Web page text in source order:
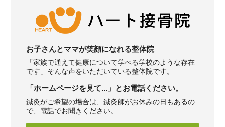
お子さんとママが笑顔になれる整体院
「家族で通えて健康について学べる学校のような存在
です」そんな声をいただいている整体院です。
「ホームページを見て...」とお電話ください。
鍼灸がご希望の場合は、鍼灸師がお休みの日もあるの
で、電話でお聞きください。